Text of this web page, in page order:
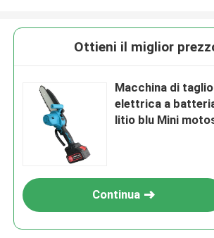
Invia
Ottieni il miglior
Macchina di
elettrica a
litio blu Mini
Continua